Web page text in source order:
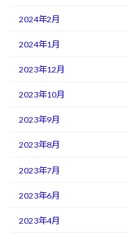
2024年2月
2024年1月
2023年12月
2023年10月
2023年9月
2023年8月
2023年7月
2023年6月
2023年4月